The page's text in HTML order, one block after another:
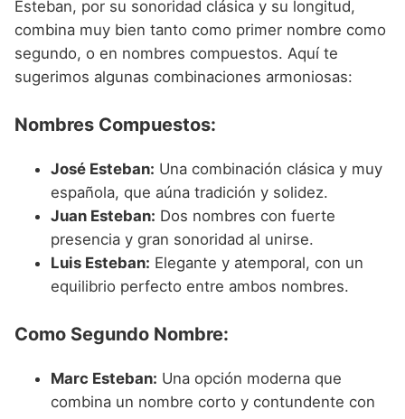
Esteban, por su sonoridad clásica y su longitud,
combina muy bien tanto como primer nombre como
segundo, o en nombres compuestos. Aquí te
sugerimos algunas combinaciones armoniosas:
Nombres Compuestos:
José Esteban: Una combinación clásica y muy
española, que aúna tradición y solidez.
Juan Esteban: Dos nombres con fuerte
presencia y gran sonoridad al unirse.
Luis Esteban: Elegante y atemporal, con un
equilibrio perfecto entre ambos nombres.
Como Segundo Nombre:
Marc Esteban: Una opción moderna que
combina un nombre corto y contundente con